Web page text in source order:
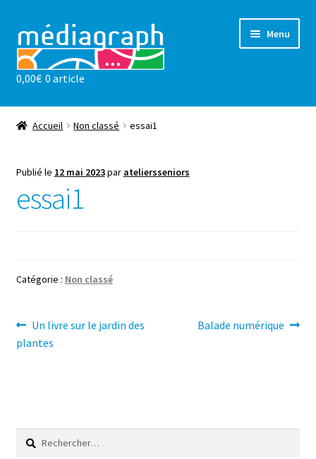
à
la
navigation
au
contenu
Menu
Les ateliers
sensibilisations
l’association
Contact
0,00€ 0 article
Accueil Non classé essai1
Publié le 12 mai 2023par ateliersseniors
essai1
Catégorie : Non classé
Navigation
de
Article
précédent :
Un livre sur le jardin des
plantes
Article
Balade numérique
Rechercher :